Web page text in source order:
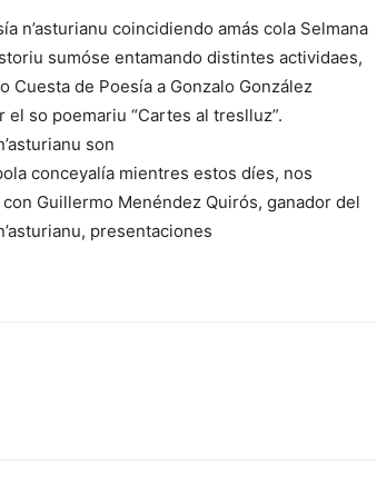
n’asturianu coincidiendo amás cola Selmana
sumóse entamando distintes actividaes,
de Poesía a Gonzalo González
so poemariu “Cartes al treslluz”.
son
conceyalía mientres estos díes, nos
Guillermo Menéndez Quirós, ganador del
presentaciones